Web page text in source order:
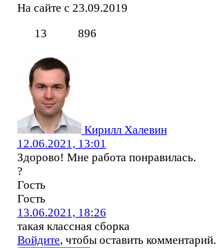
На сайте с 23.09.2019
13
896
Кирилл Халевин
12.06.2021, 13:01
Здорово! Мне работа понравилась.
?
Гость
Гость
13.06.2021, 18:26
такая классная сборка
Войдите, чтобы оставить комментарий.